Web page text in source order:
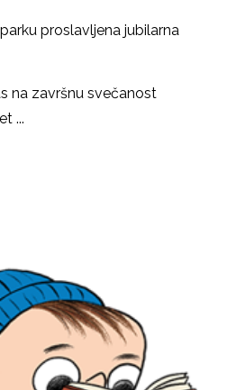
proslavljena jubilarna
na završnu svečanost
...